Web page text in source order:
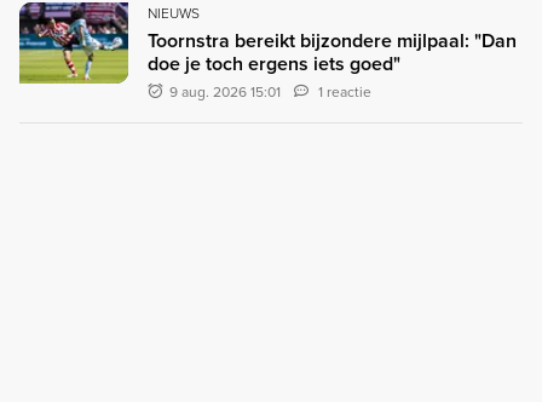
NIEUWS
Toornstra bereikt bijzondere mijlpaal: "Dan
doe je toch ergens iets goed"
9 aug. 2026 15:01 1 reactie